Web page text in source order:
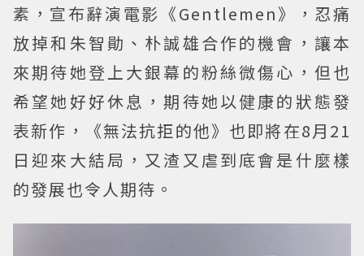
素，宣布辭演電影《Gentlemen》，忍痛
放掉和朱智勛、朴誠雄合作的機會，讓本
來期待她登上大銀幕的粉絲微傷心，但也
希望她好好休息，期待她以健康的狀態發
表新作，《無法抗拒的他》也即將在8月21
日迎來大結局，又渣又虐到底會是什麼樣
的發展也令人期待。